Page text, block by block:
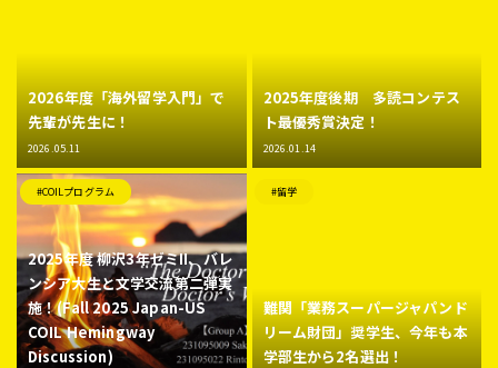
2026年度「海外留学入門」で
先輩が先生に！
2026.05.11
2025年度後期 多読コンテス
ト最優秀賞決定！
2026.01.14
2025年度 柳沢3年ゼミII、バレ
ンシア大生と文学交流第二弾実
施！(Fall 2025 Japan-US
COIL Hemingway
Discussion)
#COILプログラム
難関「業務スーパージャパンド
リーム財団」奨学生、今年も本
学部生から2名選出！
#留学